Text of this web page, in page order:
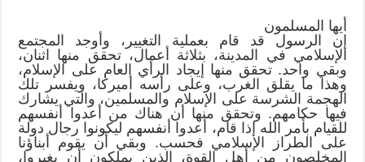
أيها المسلمون
إن الرسول قد قام بعملية التغيير، وأوجد المجتمع
الإسلامي في المدينة، بثلاثة أعمال، تحقق منها اثنان،
وبقي واحد. تحقق منها إيجاد الرأي العام على الإسلام،
وهذا ما يقلق الغرب، وعلى رأسه أميركا، ويفسر تلك
الهجمة الشرسة على الإسلام والمسلمين، والتي يشارك
فيها حكامهم. وتحقق منها أن هناك من أعدوا أنفسهم
للقيام بأمر الله إذا قام، أعدوا أنفسهم ليكونوا رجال دولة
على الطراز الإسلامي فحسب. وبقي أن يقوم أبناؤنا
المخلصون من أهل القوة، الذين يملكون أن يغيروا،